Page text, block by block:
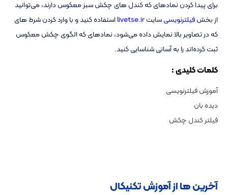
برای پیدا کردن نمادهای که کندل های چکش سبز معکوس دارند، می‌توانید
از بخشفیلترنویسیسایتlivetse.irاستفاده کنید و با وارد کردن شرط های
که در تصاویر بالا نمایش داده می‌شود، نمادهای که الگوی چکش معکوس
ثبت کرده‌اند را به آسانی شناسایی کنید.
کلمات کلیدی :
آموزش فیلترنویسی
دیده بان
فیلتر کندل چکش
آخرین ها از آموزش تکنیکال